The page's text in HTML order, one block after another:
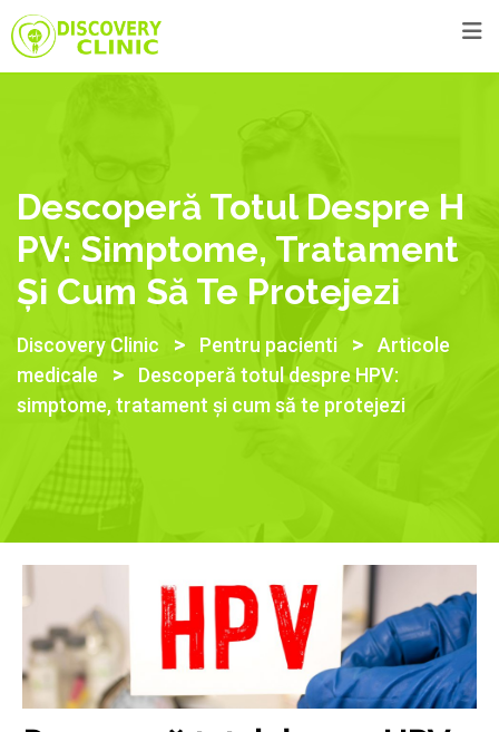
Descoperă Totul Despre H
PV: Simptome, Tratament
Și Cum Să Te Protejezi
Discovery Clinic > Pentru pacienti >
Articole
medicale
>
Descoperă totul despre HPV:
simptome, tratament și cum să te protejezi